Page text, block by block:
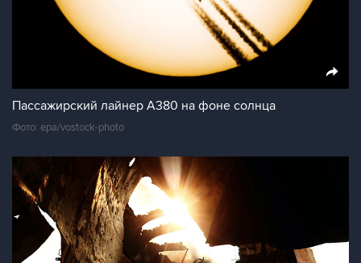
Пассажирский лайнер A380 на фоне солнца
Фото: epa/vostock-photo